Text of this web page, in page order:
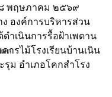
ล
พฤษภาคม ๒๕๖๙
องค์การบริหารส่วน
ำเนินการรื้อฝ้าเพดาน
ารไม้โรงเรียนบ้านเนิน
ม อำเภอโคกสำโรง